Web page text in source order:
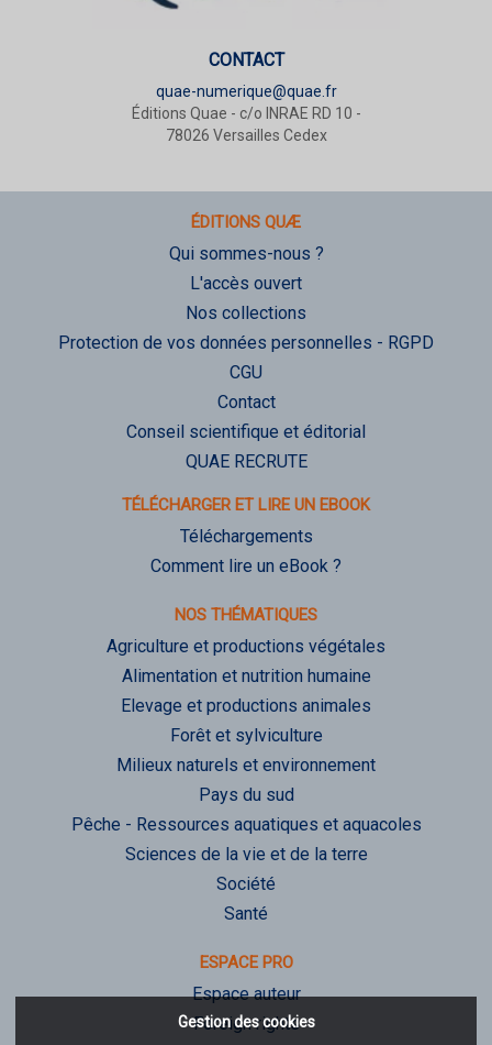
Gestion des cookies
CONTACT
quae-numerique@quae.fr
Éditions Quae - c/o INRAE RD 10 -
78026 Versailles Cedex
ÉDITIONS QUÆ
Qui sommes-nous ?
L'accès ouvert
Nos collections
Protection de vos données personnelles - RGPD
CGU
Contact
Conseil scientifique et éditorial
QUAE RECRUTE
TÉLÉCHARGER ET LIRE UN EBOOK
Téléchargements
Comment lire un eBook ?
NOS THÉMATIQUES
Agriculture et productions végétales
Alimentation et nutrition humaine
Elevage et productions animales
Forêt et sylviculture
Milieux naturels et environnement
Pays du sud
Pêche - Ressources aquatiques et aquacoles
Sciences de la vie et de la terre
Société
Santé
ESPACE PRO
Espace auteur
Foreign rights